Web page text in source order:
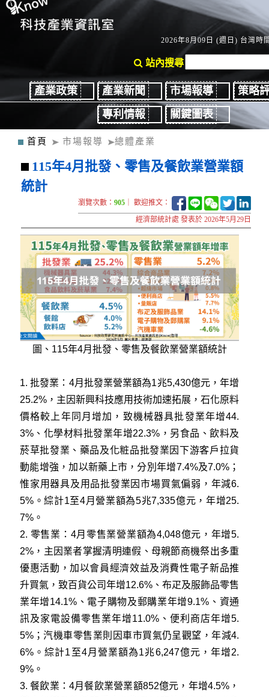
2026年8月09日 (週日) 台灣時
站內搜尋
產業政策 產業新聞 市場報導
策略
專利情報
關鍵圖表
首頁 市場報導 總體產業
115年4月批發、零售及餐飲業營業額
統計
瀏覽次數：905 ｜ 歡迎推文：
經濟部統計處 發表於 2026年5月29日
圖、115年4月批發、零售及餐飲業營業額統計
1. 批發業：4月批發業營業額為1兆5,430億元，年增
25.2%，主因新興科技應用技術加速拓展，石化原料
價格較上年同月增加，致機械器具批發業年增44.
3%、化學材料批發業年增22.3%，另食品、飲料及
菸草批發業、藥品及化粧品批發業因下游客戶拉貨
動能增強，加以新藥上市，分別年增7.4%及7.0%；
惟家用器具及用品批發業因市場買氣偏弱，年減6.
5%。綜計1至4月營業額為5兆7,335億元，年增25.
7%。
2. 零售業：4月零售業營業額為4,048億元，年增5.
2%，主因業者掌握清明連假、母親節商機祭出多重
優惠活動，加以會員經濟效益及消費性電子新品推
升買氣，致百貨公司年增12.6%、布疋及服飾品零售
業年增14.1%、電子購物及郵購業年增9.1%、資通
訊及家電設備零售業年增11.0%、便利商店年增5.
5%；汽機車零售業則因車市買氣仍呈觀望，年減4.
6%。綜計1至4月營業額為1兆6,247億元，年增2.
9%。
3. 餐飲業：4月餐飲業營業額852億元，年增4.5%，